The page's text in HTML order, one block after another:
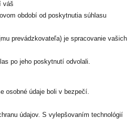
váš
období od poskytnutia súhlasu
prevádzkovateľa) je spracovanie vašich
po jeho poskytnutí odvolali.
osobné údaje boli v bezpečí.
údajov. S vylepšovaním technológií